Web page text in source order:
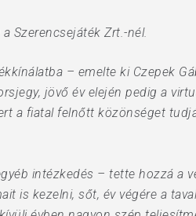
Szerencsejáték Zrt.-nél.
– emelte ki Czepek
jövő év elején pedig a
a fiatal felnőtt közönséget
intézkedés – tette hozzá a
is kezelni, sőt, év végére a